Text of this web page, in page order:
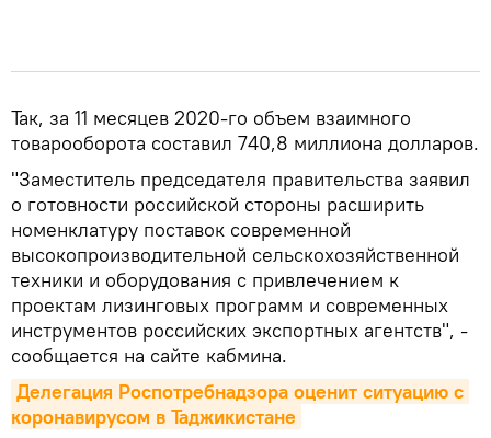
Так, за 11 месяцев 2020-го объем взаимного
товарооборота составил 740,8 миллиона долларов.
"Заместитель председателя правительства заявил
о готовности российской стороны расширить
номенклатуру поставок современной
высокопроизводительной сельскохозяйственной
техники и оборудования с привлечением к
проектам лизинговых программ и современных
инструментов российских экспортных агентств", -
сообщается на сайте кабмина.
Делегация Роспотребнадзора оценит ситуацию с
коронавирусом в Таджикистане